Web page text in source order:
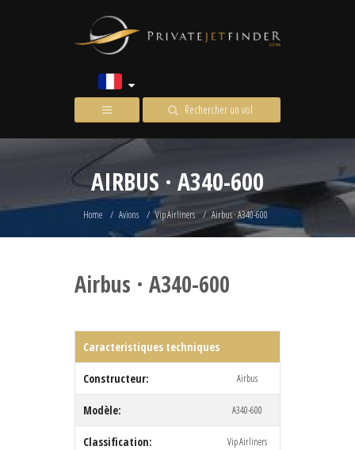
Rechercher un vol
AIRBUS · A340-600
Home Avions Vip Airliners Airbus · A340-600
Airbus · A340-600
Caracteristiques techniques
Constructeur: Airbus
Modèle: A340-600
Classification: Vip Airliners